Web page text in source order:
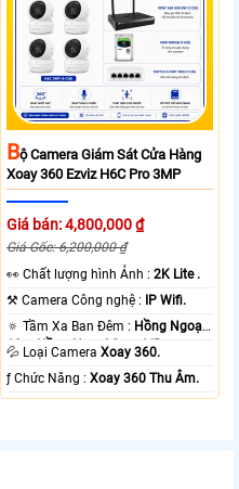
BỘ Camera Giám Sát Cửa Hàng
Xoay 360 Ezviz H6C Pro 3MP
Giá bán: 4,800,000 ₫
Giá Gốc: 6,200,000 ₫
️👀 Chất lượng hình Ảnh :2K Lite .
⚒ Camera Công nghệ :
IP Wifi.
🔅 Tầm Xa Ban Đêm : Hồng Ngoại
10m Hồng Ngoại Smart IR.
💦 Loại CameraXoay 360.
️ƒ Chức Năng :Xoay 360 Thu Âm.